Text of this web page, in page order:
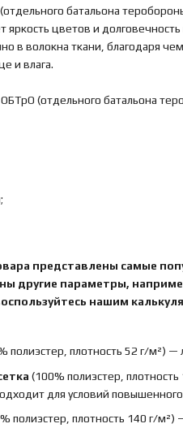
батальона
яркость цветов и
в волокна ткани, благодаря
и влага.
ОБТрО (отдельного батальона
представлены самые
другие параметры,
нашим
полиэстер, плотность 52 г/м²) —
(100% полиэстер,
для условий
полиэстер, плотность 140 г/м²)